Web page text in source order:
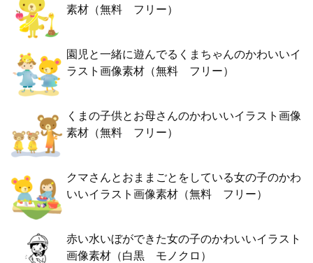
素材（無料 フリー）
園児と一緒に遊んでるくまちゃんのかわいいイ
ラスト画像素材（無料 フリー）
くまの子供とお母さんのかわいいイラスト画像
素材（無料 フリー）
クマさんとおままごとをしている女の子のかわ
いいイラスト画像素材（無料 フリー）
赤い水いぼができた女の子のかわいいイラスト
画像素材（白黒 モノクロ）